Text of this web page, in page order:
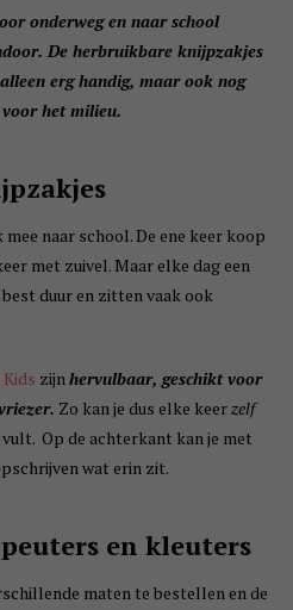
onderweg en naar school
De herbruikbare knijpzakjes
erg handig, maar ook nog
het milieu.
naar school. De ene keer koop
met zuivel. Maar elke dag een
duur en zitten vaak ook
zijnhervulbaar, geschikt voor
Zo kan je dus elke keerzelf
Op de achterkant kan je met
wat erin zit.
en kleuters
maten te bestellen en de